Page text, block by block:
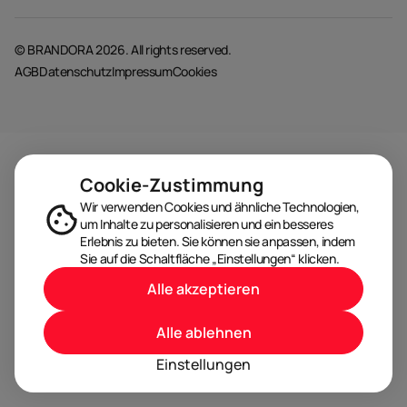
© BRANDORA 2026. All rights reserved.
AGBDatenschutzImpressumCookies
Cookie-Zustimmung
Wir verwenden Cookies und ähnliche Technologien,
um Inhalte zu personalisieren und ein besseres
Erlebnis zu bieten. Sie können sie anpassen, indem
Sie auf die Schaltfläche „Einstellungen“ klicken.
Einstellungen
Alle ablehnen
Alle akzeptieren